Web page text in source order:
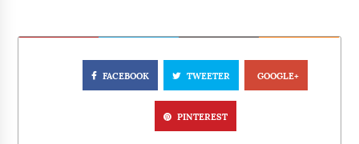
FACEBOOK TWEETER GOOGLE+
PINTEREST